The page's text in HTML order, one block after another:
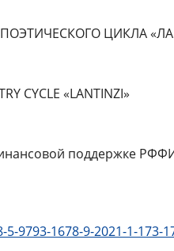
ЦИКЛА
CYCLE «LANTINZI»
поддержке
5-9793-1678-9-2021-1-173-